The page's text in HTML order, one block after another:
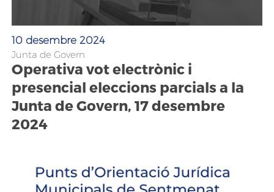
10 desembre 2024
Junta de Govern
Operativa vot electrònic i
presencial eleccions parcials a la
Junta de Govern, 17 desembre
2024